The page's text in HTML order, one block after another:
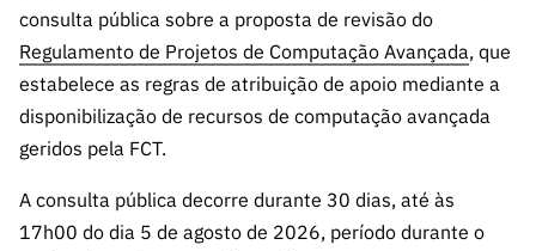
públicas
Manifesta
ções de
Interesse
digitais da
FCT
consulta pública sobre a proposta de revisão do
Regulamento de Projetos de Computação Avançada, que
estabelece as regras de atribuição de apoio mediante a
disponibilização de recursos de computação avançada
geridos pela FCT.
A consulta pública decorre durante 30 dias, até às
17h00 do dia 5 de agosto de 2026, período durante o